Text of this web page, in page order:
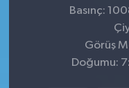
Basınç:
Görüş
Doğumu: